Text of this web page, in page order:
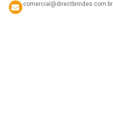
comercial@directbrindes.com.br